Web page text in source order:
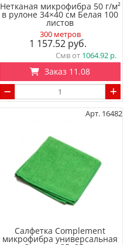
Нетканая микрофибра 50 г/м²
в рулоне 34×40 см Белая 100
листов
300 метров
1 157.52
Смв от 1064.92
Заказ 11.08
Арт. 16482
Салфетка Complement
микрофибра универсальная